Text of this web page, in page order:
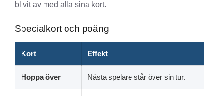
blivit av med alla sina kort.
Specialkort och poäng
Kort Effekt
Hoppa över Nästa spelare står över sin tur.